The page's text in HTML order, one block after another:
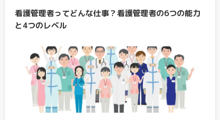
看護管理者ってどんな仕事？看護管理者の6つの能力
と4つのレベル